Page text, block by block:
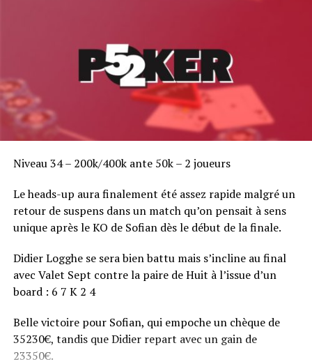
Niveau 34 – 200k/400k ante 50k – 2 joueurs
Le heads-up aura finalement été assez rapide malgré un
retour de suspens dans un match qu’on pensait à sens
unique après le KO de Sofian dès le début de la finale.
Didier Logghe se sera bien battu mais s’incline au final
avec Valet Sept contre la paire de Huit à l’issue d’un
board : 6 7 K 2 4
Belle victoire pour Sofian, qui empoche un chèque de
35230€, tandis que Didier repart avec un gain de
23350€.